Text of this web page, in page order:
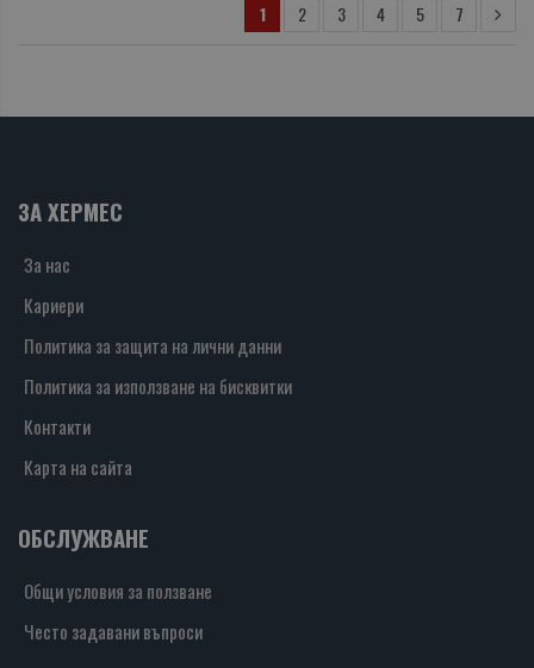
1 2 3 4 5 7
ЗА ХЕРМЕС
За нас
Кариери
Политика за защита на лични данни
Политика за използване на бисквитки
Контакти
Карта на сайта
ОБСЛУЖВАНЕ
Общи условия за ползване
Често задавани въпроси